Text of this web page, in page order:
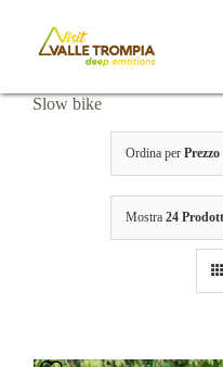
contenuto
Slow bike
Ordina per Prezzo
Mostra 24